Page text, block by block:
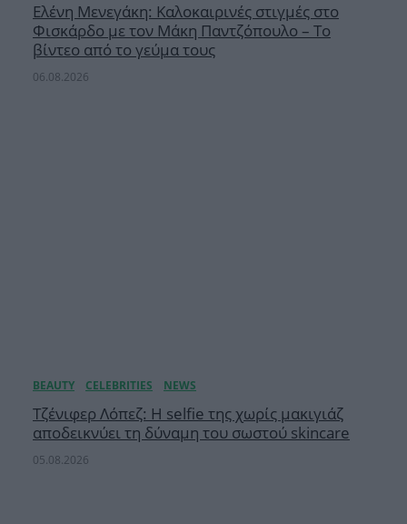
Ελένη Μενεγάκη: Καλοκαιρινές στιγμές στο
Φισκάρδο με τον Μάκη Παντζόπουλο – Το
βίντεο από το γεύμα τους
06.08.2026
Τζένιφερ Λόπεζ: Η selfie της χωρίς μακιγιάζ
αποδεικνύει τη δύναμη του σωστού skincare
05.08.2026